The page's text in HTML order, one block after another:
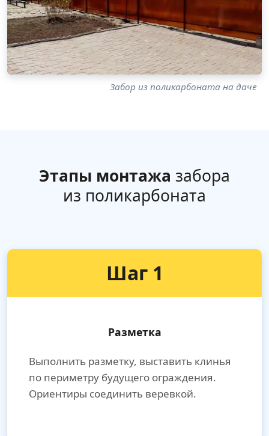
Забор из поликарбоната на даче
Этапы монтажа забора
из поликарбоната
Шаг 1
Разметка
Выполнить разметку, выставить клинья
по периметру будущего ограждения.
Ориентиры соединить веревкой.